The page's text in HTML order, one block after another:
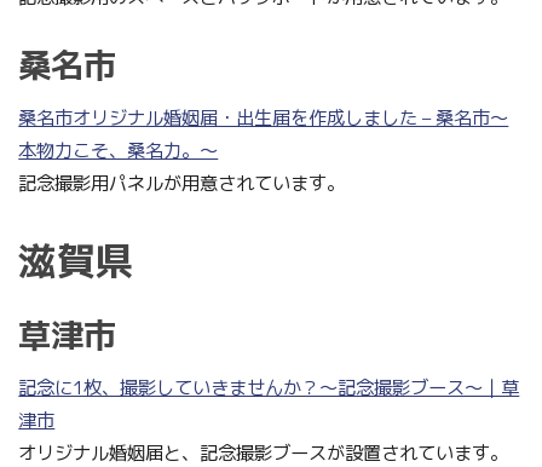
桑名市
桑名市オリジナル婚姻届・出生届を作成しました – 桑名市〜
本物力こそ、桑名力。〜
記念撮影用パネルが用意されています。
滋賀県
草津市
記念に1枚、撮影していきませんか？～記念撮影ブース～｜草
津市
オリジナル婚姻届と、記念撮影ブースが設置されています。